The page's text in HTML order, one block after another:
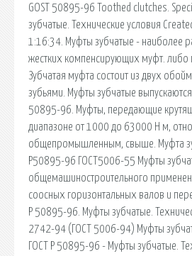
GOST 50895-96 Toothed clutches.
зубчатые. Технические условия
1:16:34. Муфты зубчатые - наиболее
жестких компенсирующих муфт. либо
Зубчатая муфта состоит из двух
зубьями. Муфты зубчатые
50895-96. Муфты, передающие
диапазоне от 1000 до 63000 Н м,
общепромышленным, свыше. Муфта
Р50895-96 ГОСТ5006-55 Муфты
общемашиностроительного
соосных горизонтальных валов и
Р 50895-96. Муфты зубчатые.
2742-94 (ГОСТ 5006-94) Муфты
ГОСТ Р 50895-96 - Муфты зубчатые.